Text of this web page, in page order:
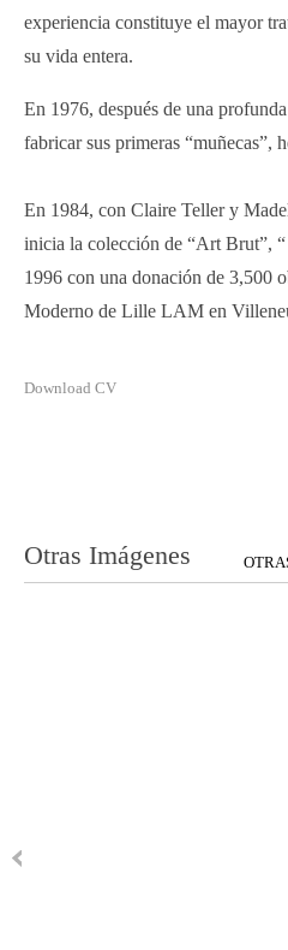
experiencia constituye el mayor
su vida entera.
En 1976, después de una
fabricar sus primeras “muñecas”,
En 1984, con Claire Teller y
inicia la colección de “Art Brut”,
1996 con una donación de 3,500
Moderno de Lille LAM en
Download CV
Otras Imágenes